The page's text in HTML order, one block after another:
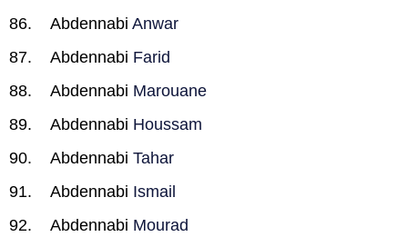
Abdennabi Anwar
Abdennabi Farid
Abdennabi Marouane
Abdennabi Houssam
Abdennabi Tahar
Abdennabi Ismail
Abdennabi Mourad